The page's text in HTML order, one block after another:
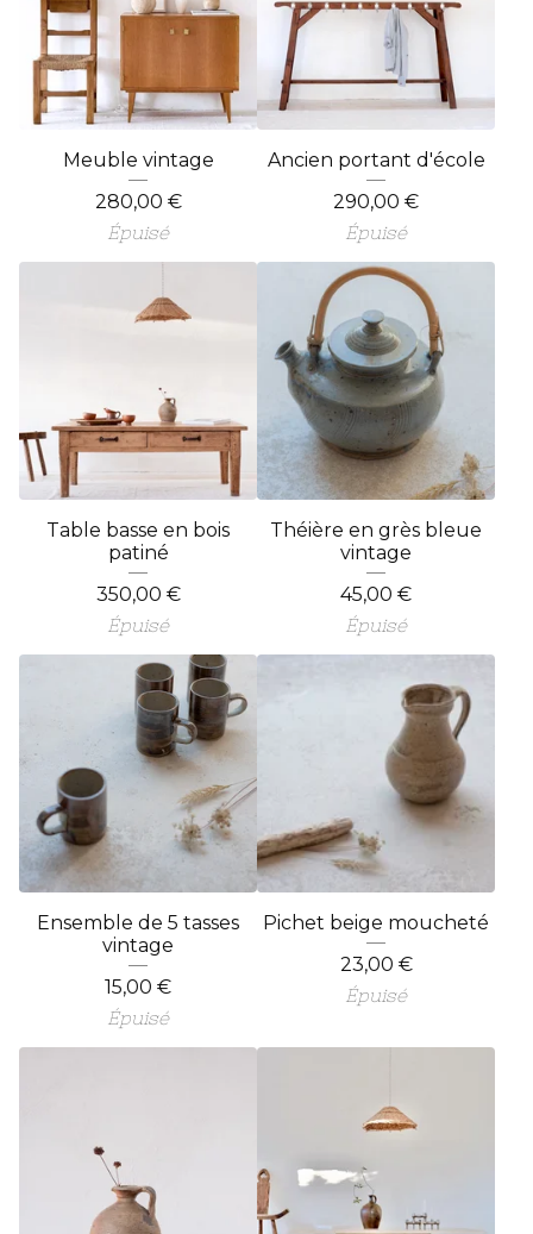
Meuble vintage
280,00 €
Épuisé
Ancien portant d'école
290,00 €
Épuisé
Table basse en bois
patiné
350,00 €
Épuisé
Théière en grès bleue
vintage
45,00 €
Épuisé
Ensemble de 5 tasses
vintage
15,00 €
Épuisé
Pichet beige moucheté
23,00 €
Épuisé